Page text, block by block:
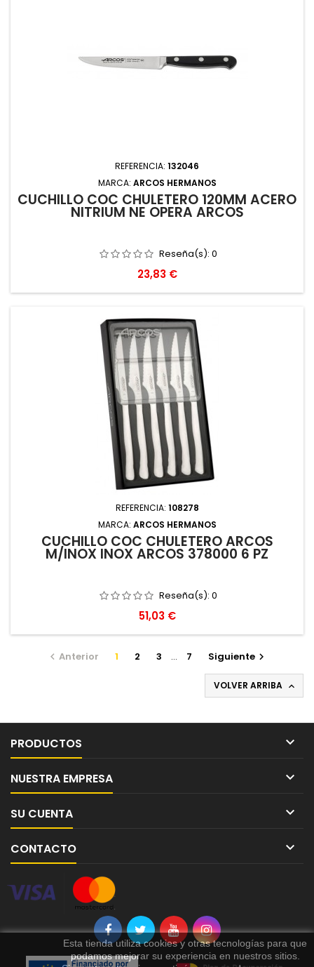
REFERENCIA: 132046
MARCA: ARCOS HERMANOS
CUCHILLO COC CHULETERO 120MM ACERO
NITRIUM NE OPERA ARCOS
Reseña(s): 0
Precio
23,83 €
REFERENCIA: 108278
MARCA: ARCOS HERMANOS
CUCHILLO COC CHULETERO ARCOS
M/INOX INOX ARCOS 378000 6 PZ
Reseña(s): 0
Precio
51,03 €
 Anterior 1 2 3 … 7 Siguiente 
VOLVER ARRIBA 
PRODUCTOS 
NUESTRA EMPRESA 
SU CUENTA 
CONTACTO 
Esta tienda utiliza cookies y otras tecnologías para que
podamos mejorar su experiencia en nuestros sitios.